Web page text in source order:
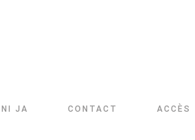
JA CONTACT ACCÈS